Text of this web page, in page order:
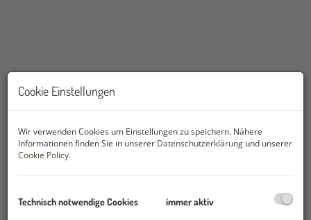
Cookie Einstellungen
Wir verwenden Cookies um Einstellungen zu speichern. Nähere
Informationen finden Sie in unserer Datenschutzerklärung und unserer
Cookie Policy.
Technisch notwendige Cookies immer aktiv